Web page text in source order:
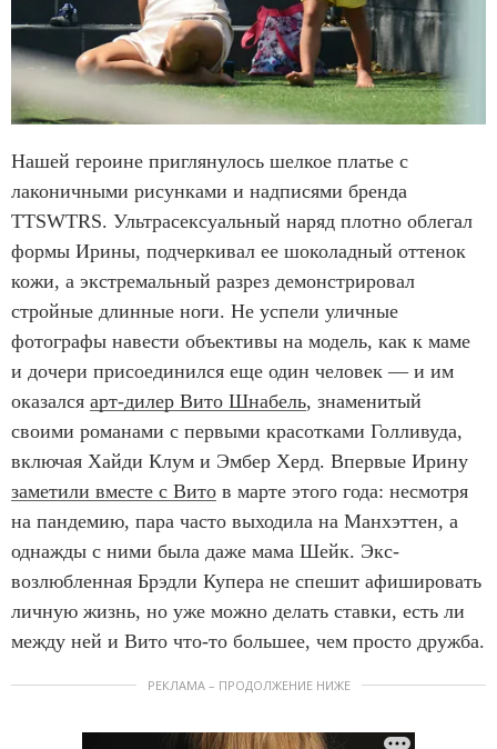
Нашей героине приглянулось шелкое платье с
лаконичными рисунками и надписями бренда
TTSWTRS. Ультрасексуальный наряд плотно облегал
формы Ирины, подчеркивал ее шоколадный оттенок
кожи, а экстремальный разрез демонстрировал
стройные длинные ноги. Не успели уличные
фотографы навести объективы на модель, как к маме
и дочери присоединился еще один человек — и им
оказался арт-дилер Вито Шнабель, знаменитый
своими романами с первыми красотками Голливуда,
включая Хайди Клум и Эмбер Херд. Впервые Ирину
заметили вместе с Вито в марте этого года: несмотря
на пандемию, пара часто выходила на Манхэттен, а
однажды с ними была даже мама Шейк. Экс-
возлюбленная Брэдли Купера не спешит афишировать
личную жизнь, но уже можно делать ставки, есть ли
между ней и Вито что-то большее, чем просто дружба.
РЕКЛАМА – ПРОДОЛЖЕНИЕ НИЖЕ